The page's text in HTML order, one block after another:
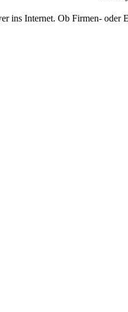
ins Internet. Ob Firmen- oder